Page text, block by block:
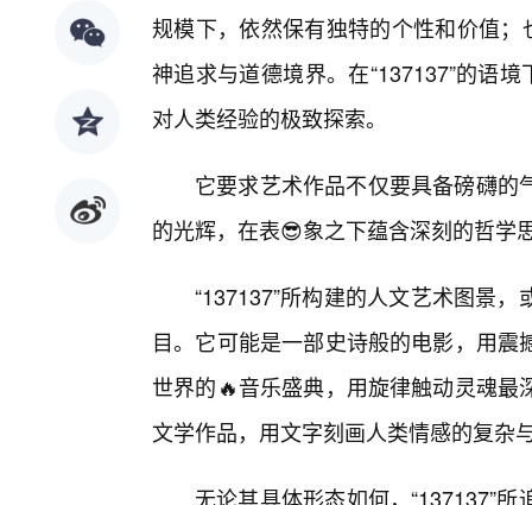
规模下，依然保有独特的个性和价值
神追求与道德境界。在“137137”的语
对人类经验的极致探索。
它要求艺术作品不仅要具备磅礴
的光辉，在表😎象之下蕴含深刻的哲学
“137137”所构建的人文艺术图景
目。它可能是一部史诗般的电影，用
世界的🔥音乐盛典，用旋律触动灵魂
文学作品，用文字刻画人类情感的复杂
无论其具体形态如何，“137137”